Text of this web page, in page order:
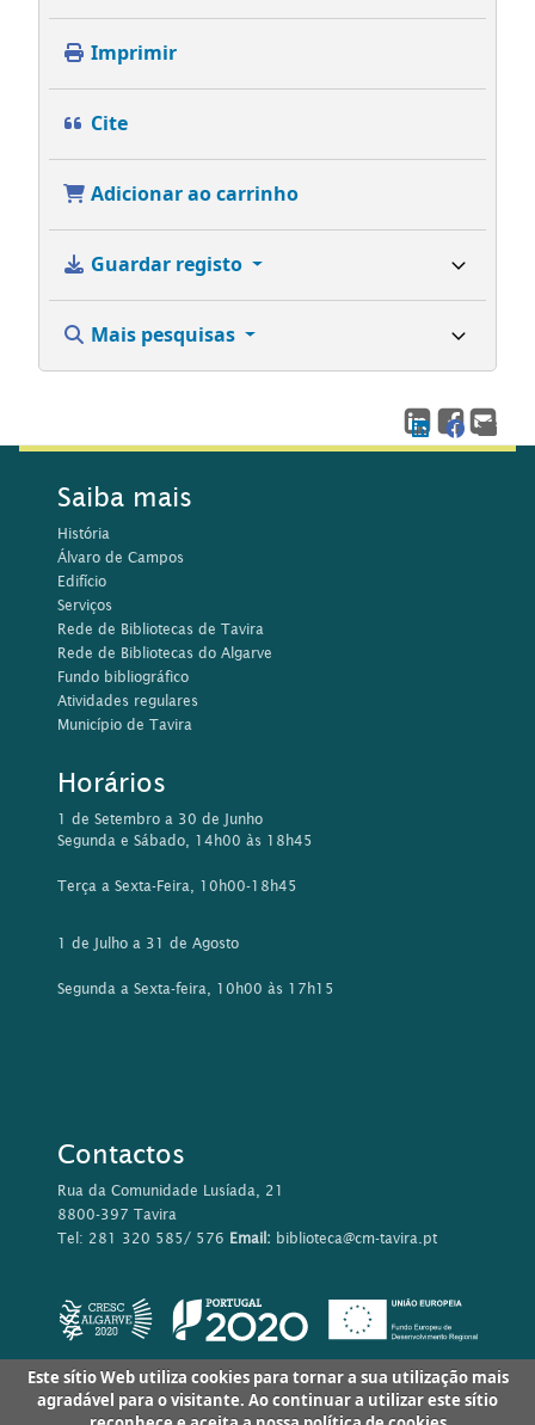
Imprimir
Cite
Adicionar ao carrinho
Guardar registo
Mais pesquisas
Saiba mais
História
Álvaro de Campos
Edifício
Serviços
Rede de Bibliotecas de Tavira
Rede de Bibliotecas do Algarve
Fundo bibliográfico
Atividades regulares
Município de Tavira
Horários
1 de Setembro a 30 de Junho
Segunda e Sábado, 14h00 às 18h45
Terça a Sexta-Feira, 10h00-18h45
1 de Julho a 31 de Agosto
Segunda a Sexta-feira, 10h00 às 17h15
Contactos
Rua da Comunidade Lusíada, 21
8800-397 Tavira
Tel: 281 320 585/ 576 Email: biblioteca@cm-tavira.pt
Este sítio Web utiliza cookies para tornar a sua utilização mais
agradável para o visitante. Ao continuar a utilizar este sítio